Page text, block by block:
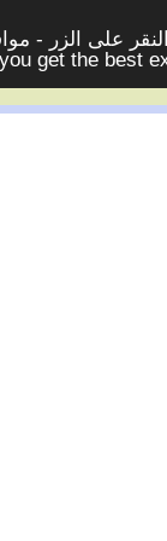
على الزر -
get the best